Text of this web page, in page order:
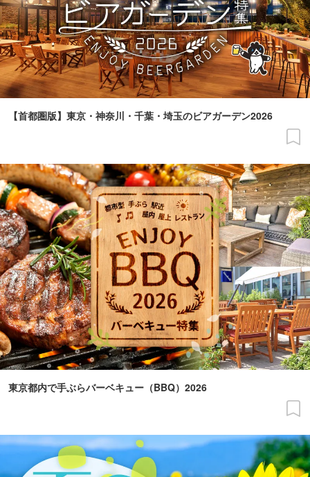
【首都圏版】東京・神奈川・千葉・埼玉のビアガーデン2026
東京都内で手ぶらバーベキュー（BBQ）2026